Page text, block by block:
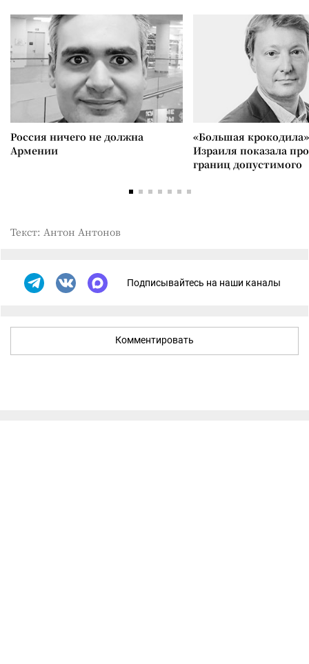
Россия ничего не должна
Армении
«Большая
Израиля показала
границ допустимого
Текст: Антон Антонов
Подписывайтесь на наши каналы
Комментировать